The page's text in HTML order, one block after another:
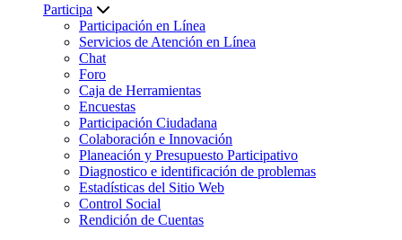
Participa
Participación en Línea
Servicios de Atención en Línea
Chat
Foro
Caja de Herramientas
Encuestas
Participación Ciudadana
Colaboración e Innovación
Planeación y Presupuesto Participativo
Diagnostico e identificación de problemas
Estadísticas del Sitio Web
Control Social
Rendición de Cuentas